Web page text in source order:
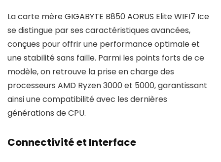
La carte mère GIGABYTE B850 AORUS Elite WIFI7 Ice
se distingue par ses caractéristiques avancées,
conçues pour offrir une performance optimale et
une stabilité sans faille. Parmi les points forts de ce
modèle, on retrouve la prise en charge des
processeurs AMD Ryzen 3000 et 5000, garantissant
ainsi une compatibilité avec les dernières
générations de CPU.
Connectivité et Interface